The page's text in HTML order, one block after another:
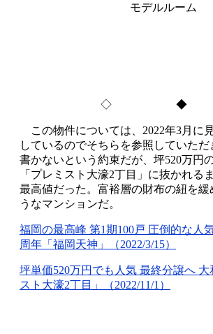
モデルルーム
◇ ◆
この物件については、2022年3月に
しているのでそちらを参照していた
書かないという約束だが、坪520万円
「プレミスト大濠2丁目」に抜かれる
最高値だった。富裕層の財布の紐を緩
うなマンションだ。
福岡の最高峰 第1期100戸 圧倒的な人
周年「福岡天神」（2022/3/15）
坪単価520万円でも人気 最終分譲へ 大
スト大濠2丁目」（2022/11/1）